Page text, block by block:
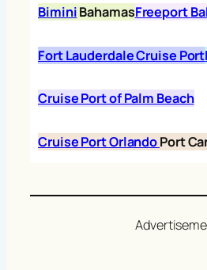
BiminiBahamasFreeport
Fort Lauderdale Cruise Port
Cruise Port of Palm Beach
Cruise Port OrlandoPort